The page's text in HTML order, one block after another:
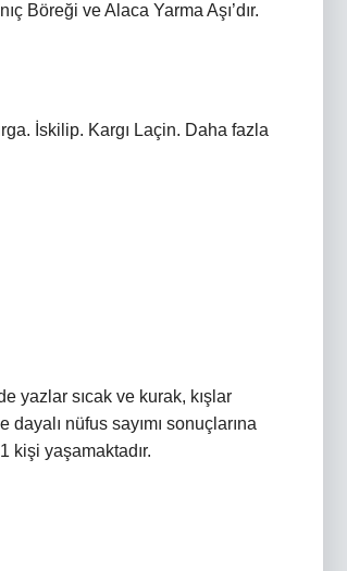
Böreği ve Alaca Yarma Aşı’dır.
İskilip. Kargı Laçin. Daha fazla
yazlar sıcak ve kurak, kışlar
dayalı nüfus sayımı sonuçlarına
kişi yaşamaktadır.